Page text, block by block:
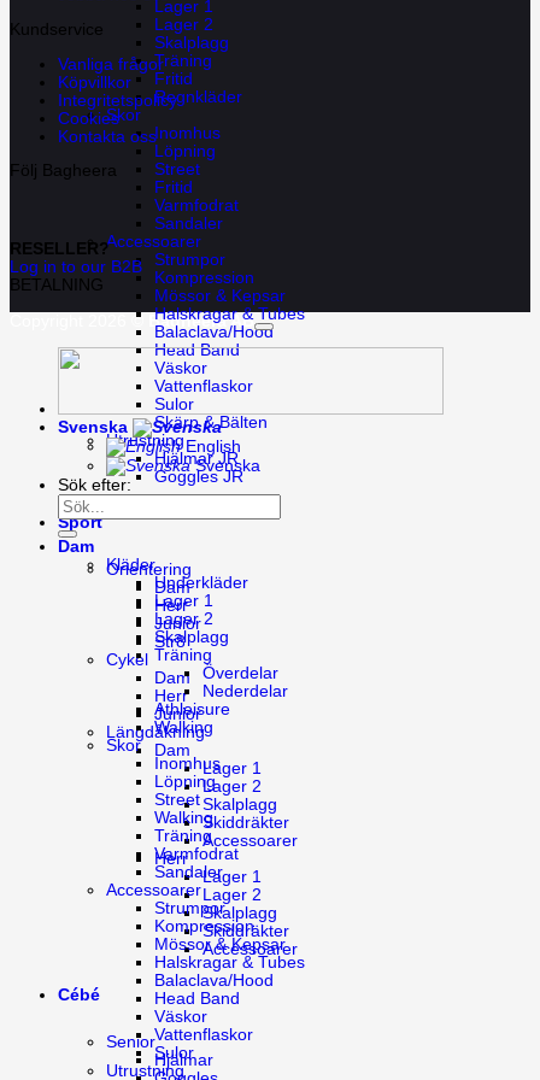
Lager 1
Lager 2
Skalplagg
Träning
Fritid
Regnkläder
Skor
Inomhus
Löpning
Street
Fritid
Varmfodrat
Sandaler
Accessoarer
Strumpor
Kompression
Mössor & Kepsar
Halskragar & Tubes
Balaclava/Hood
Head Band
Väskor
Vattenflaskor
Sulor
Skärp & Bälten
Utrustning
Hjälmar JR
Goggles JR
Sport
Orientering
Dam
Herr
Junior
Str8
Cykel
Dam
Herr
Junior
Längdåkning
Dam
Lager 1
Lager 2
Skalplagg
Skiddräkter
Accessoarer
Herr
Lager 1
Lager 2
Skalplagg
Skiddräkter
Accessoarer
Cébé
Senior
Hjälmar
Kundservice
Vanliga frågor
Köpvillkor
Integritetspolicy
Cookies
Kontakta oss
Följ Bagheera
RESELLER?
Log in to our B2B
BETALNING
Copyright 2026 ©
Bagheera AB
Svenska
English
Svenska
Sök efter:
Dam
Kläder
Underkläder
Lager 1
Lager 2
Skalplagg
Träning
Överdelar
Nederdelar
Athleisure
Walking
Skor
Inomhus
Löpning
Street
Walking
Träning
Varmfodrat
Sandaler
Accessoarer
Strumpor
Kompression
Mössor & Kepsar
Halskragar & Tubes
Balaclava/Hood
Head Band
Väskor
Vattenflaskor
Sulor
Utrustning